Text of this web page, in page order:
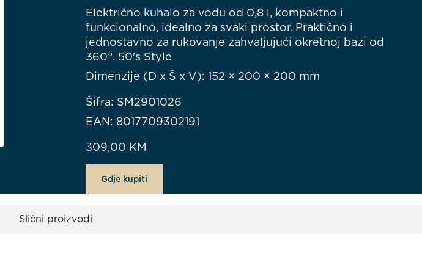
Električno kuhalo za vodu od 0,8 l, kompaktno i
funkcionalno, idealno za svaki prostor. Praktično i
jednostavno za rukovanje zahvaljujući okretnoj bazi od
360°. 50's Style
Dimenzije (D x Š x V): 152 × 200 × 200 mm
Šifra: SM2901026
EAN: 8017709302191
309,00 KM
Gdje kupiti
Slični proizvodi